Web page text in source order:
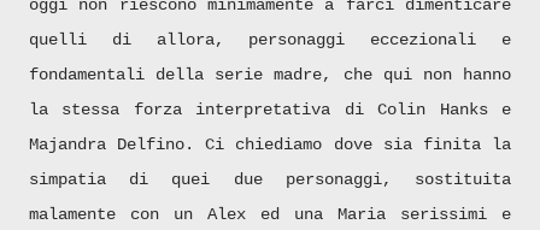
oggi non riescono minimamente a farci dimenticare
quelli di allora, personaggi eccezionali e
fondamentali della serie madre, che qui non hanno
la stessa forza interpretativa di Colin Hanks e
Majandra Delfino. Ci chiediamo dove sia finita la
simpatia di quei due personaggi, sostituita
malamente con un Alex ed una Maria serissimi e